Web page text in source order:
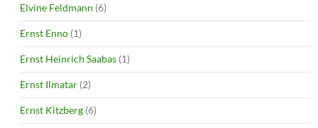
Elvine Feldmann (6)
Ernst Enno (1)
Ernst Heinrich Saabas (1)
Ernst Ilmatar (2)
Ernst Kitzberg (6)